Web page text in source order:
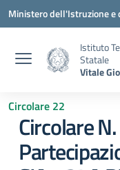
Vai ai contenuti
Vai al menu di navigazione
Vai al footer
Ministero dell'Istruzione e
Istituto
Statale
Vitale
Circolare 22
Circolare